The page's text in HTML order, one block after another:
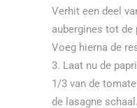
Verhit een deel
aubergines tot de
Voeg hierna de
Laat nu de
1/3 van de
de lasagne